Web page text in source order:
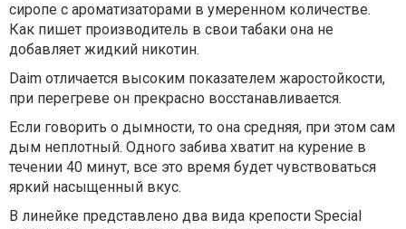
сиропе с ароматизаторами в умеренном количестве.
Как пишет производитель в свои табаки она не
добавляет жидкий никотин.
Daim отличается высоким показателем жаростойкости,
при перегреве он прекрасно восстанавливается.
Если говорить о дымности, то она средняя, при этом сам
дым неплотный. Одного забива хватит на курение в
течении 40 минут, все это время будет чувствоваться
яркий насыщенный вкус.
В линейке представлено два вида крепости Special